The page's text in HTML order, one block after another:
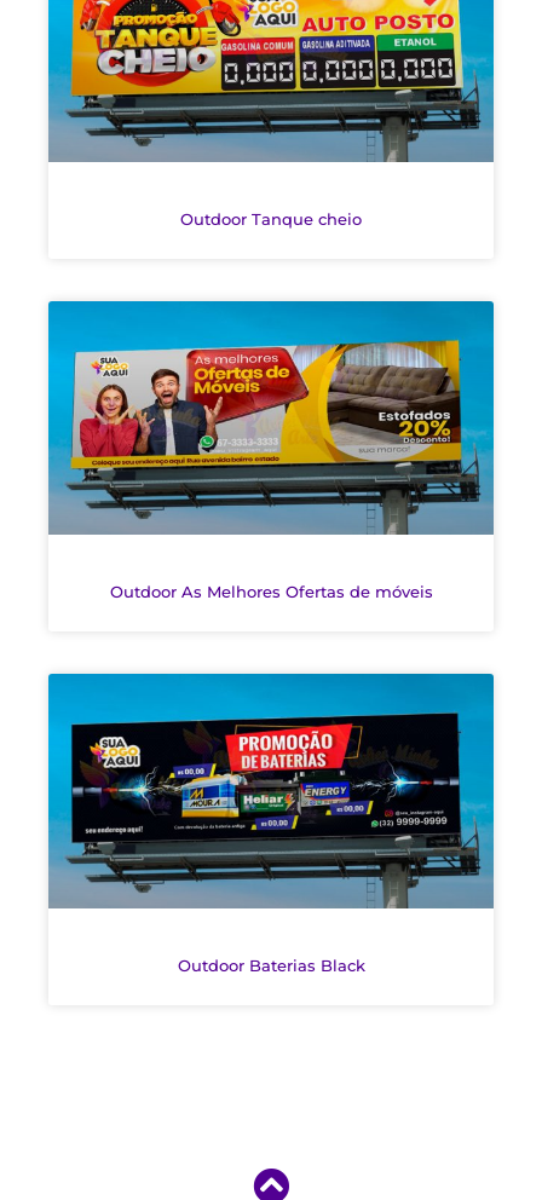
Outdoor Tanque cheio
Outdoor As Melhores Ofertas de móveis
Outdoor Baterias Black